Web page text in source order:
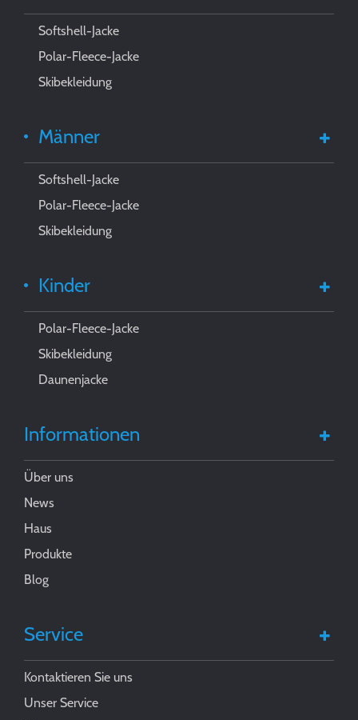
Softshell-Jacke
Polar-Fleece-Jacke
Skibekleidung
Männer
Softshell-Jacke
Polar-Fleece-Jacke
Skibekleidung
Kinder
Polar-Fleece-Jacke
Skibekleidung
Daunenjacke
Informationen
Über uns
News
Haus
Produkte
Blog
Service
Kontaktieren Sie uns
Unser Service